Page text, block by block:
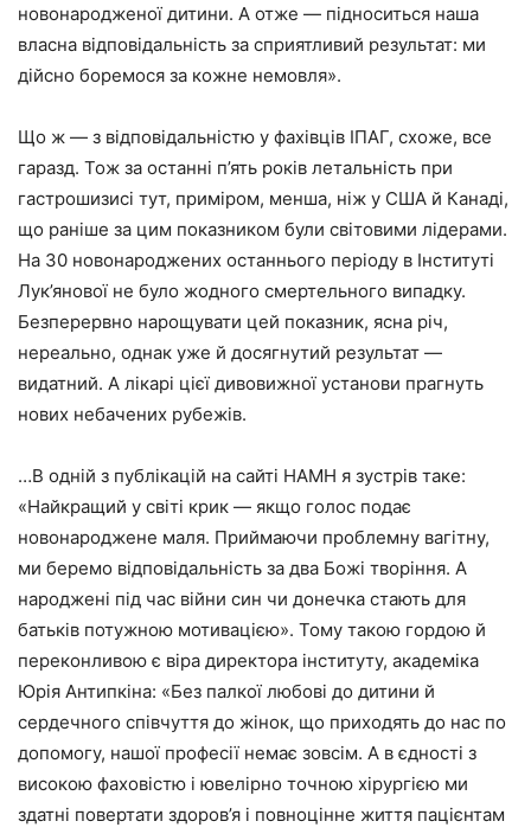
новонародженої дитини. А отже — підноситься наша
власна відповідальність за сприятливий результат: ми
дійсно боремося за кожне немовля».
Що ж — з відповідальністю у фахівців ІПАГ, схоже, все
гаразд. Тож за останні п’ять років летальність при
гастрошизисі тут, приміром, менша, ніж у США й Канаді,
що раніше за цим показником були світовими лідерами.
На 30 новонароджених останнього періоду в Інституті
Лук’янової не було жодного смертельного випадку.
Безперервно нарощувати цей показник, ясна річ,
нереально, однак уже й досягнутий результат —
видатний. А лікарі цієї дивовижної установи прагнуть
нових небачених рубежів.
…В одній з публікацій на сайті НАМН я зустрів таке:
«Найкращий у світі крик — якщо голос подає
новонароджене маля. Приймаючи проблемну вагітну,
ми беремо відповідальність за два Божі творіння. А
народжені під час війни син чи донечка стають для
батьків потужною мотивацією». Тому такою гордою й
переконливою є віра директора інституту, академіка
Юрія Антипкіна: «Без палкої любові до дитини й
сердечного співчуття до жінок, що приходять до нас по
допомогу, нашої професії немає зовсім. А в єдності з
високою фаховістю і ювелірно точною хірургією ми
здатні повертати здоров’я і повноцінне життя пацієнтам